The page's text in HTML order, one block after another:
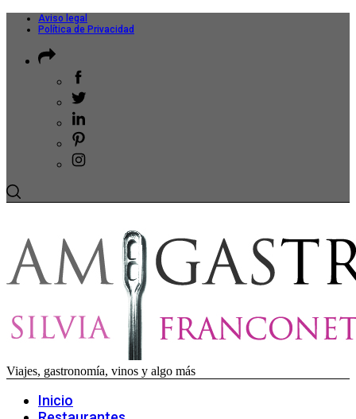
Aviso legal
Política de Privacidad
Viajes, gastronomía, vinos y algo más
Inicio